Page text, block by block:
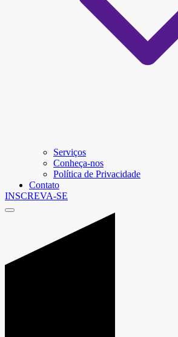
Serviços
Conheça-nos
Política de Privacidade
Contato
INSCREVA-SE